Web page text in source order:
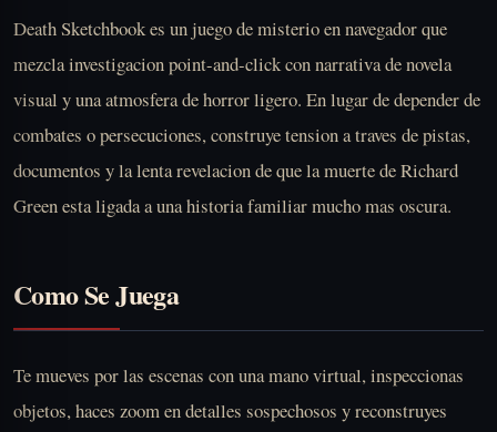
Death Sketchbook es un juego de misterio en navegador que
mezcla investigacion point-and-click con narrativa de novela
visual y una atmosfera de horror ligero. En lugar de depender de
combates o persecuciones, construye tension a traves de pistas,
documentos y la lenta revelacion de que la muerte de Richard
Green esta ligada a una historia familiar mucho mas oscura.
Como Se Juega
Te mueves por las escenas con una mano virtual, inspeccionas
objetos, haces zoom en detalles sospechosos y reconstruyes